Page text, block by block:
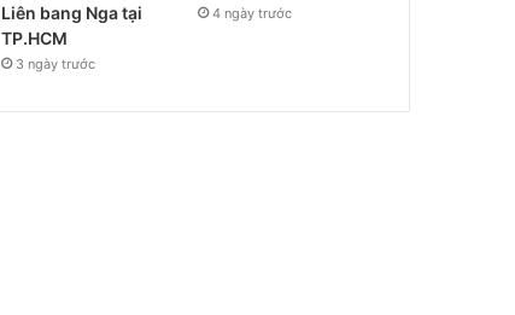
Liên bang Nga tại
TP.HCM
3 ngày trước
4 ngày trước